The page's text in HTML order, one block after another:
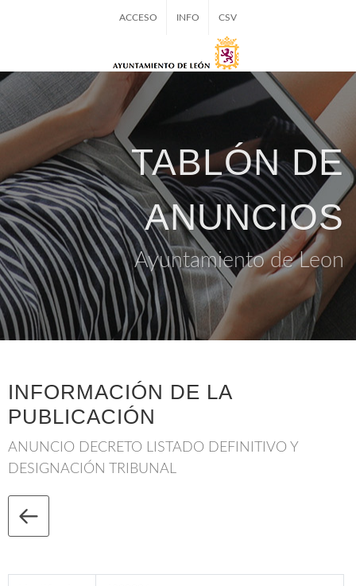
ACCESO INFO CSV
TABLÓN DE
ANUNCIOS
Ayuntamiento de Leon
INFORMACIÓN DE LA
PUBLICACIÓN
ANUNCIO DECRETO LISTADO DEFINITIVO Y
DESIGNACIÓN TRIBUNAL